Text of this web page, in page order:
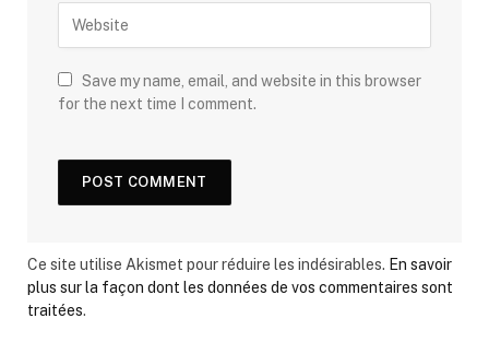
Save my name, email, and website in this browser
for the next time I comment.
Ce site utilise Akismet pour réduire les indésirables. En savoir
plus sur la façon dont les données de vos commentaires sont
traitées.